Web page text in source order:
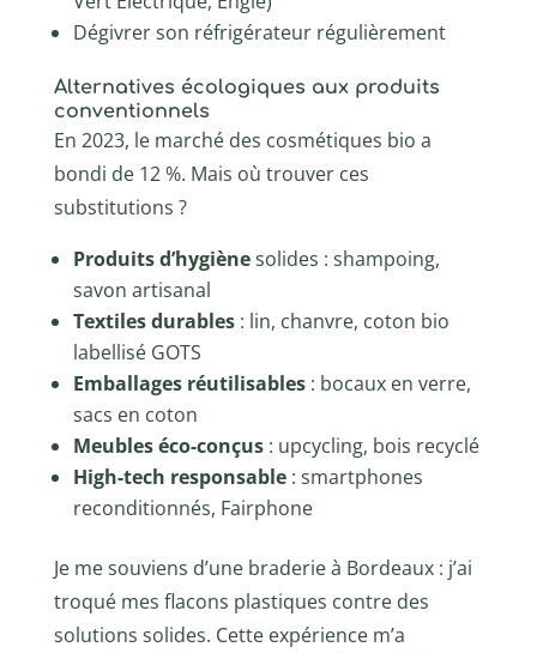
Dégivrer son réfrigérateur régulièrement
Alternatives écologiques aux produits
conventionnels
En 2023, le marché des cosmétiques bio a
bondi de 12 %. Mais où trouver ces
substitutions ?
Produits d’hygiènesolides : shampoing,
savon artisanal
Textiles durables: lin, chanvre, coton bio
labellisé GOTS
Emballages réutilisables: bocaux en verre,
sacs en coton
Meubles éco-conçus: upcycling, bois recyclé
High-tech responsable: smartphones
reconditionnés, Fairphone
Je me souviens d’une braderie à Bordeaux : j’ai
troqué mes flacons plastiques contre des
solutions solides. Cette expérience m’a